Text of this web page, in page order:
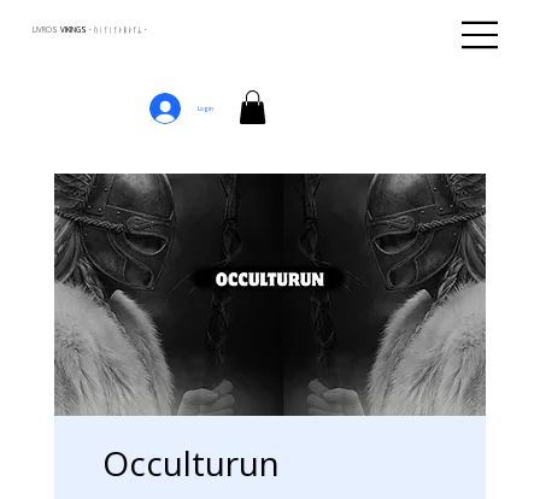
LIVROS VIKINGS · ᚢᛁᚴᛁᚴᛅᛒᛅᚴᛦ ·
Login
Occulturun